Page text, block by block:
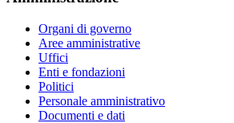
Organi di governo
Aree amministrative
Uffici
Enti e fondazioni
Politici
Personale amministrativo
Documenti e dati